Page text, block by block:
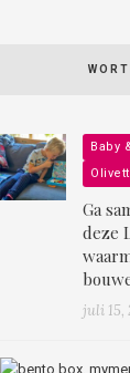
Baby
Ga
deze
juli 15,